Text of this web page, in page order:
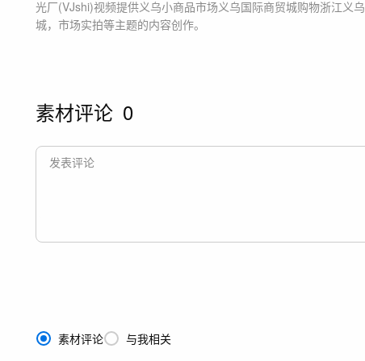
光厂(VJshi)视频提供义乌小商品市场义乌国际商贸城购物浙江义乌
城，市场实拍等主题的内容创作。
素材评论 0
素材评论 与我相关